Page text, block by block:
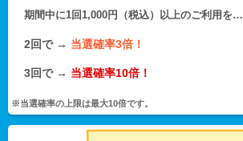
期間中に1回1,000円（税込）以上のご利用を…
2回で → 当選確率3倍！
3回で → 当選確率10倍！
※当選確率の上限は最大10倍です。